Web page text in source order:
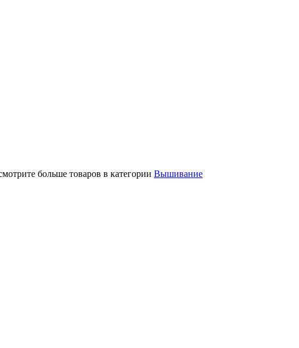
больше товаров в категории Вышивание